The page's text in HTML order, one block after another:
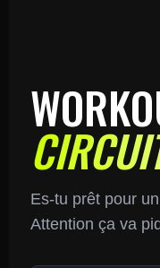
Es-tu prêt pour
Attention ça va